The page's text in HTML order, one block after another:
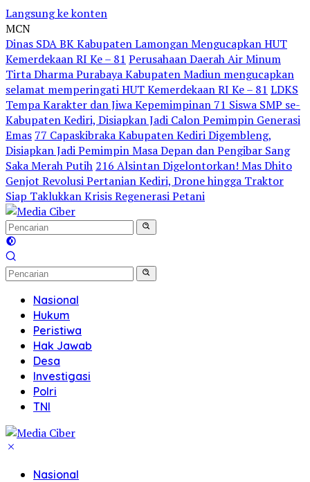
Langsung ke konten
MCN
Dinas SDA BK Kabupaten Lamongan Mengucapkan HUT
Kemerdekaan RI Ke – 81 Perusahaan Daerah Air Minum
Tirta Dharma Purabaya Kabupaten Madiun mengucapkan
selamat memperingati HUT Kemerdekaan RI Ke – 81 LDKS
Tempa Karakter dan Jiwa Kepemimpinan 71 Siswa SMP se-
Kabupaten Kediri, Disiapkan Jadi Calon Pemimpin Generasi
Emas 77 Capaskibraka Kabupaten Kediri Digembleng,
Disiapkan Jadi Pemimpin Masa Depan dan Pengibar Sang
Saka Merah Putih 216 Alsintan Digelontorkan! Mas Dhito
Genjot Revolusi Pertanian Kediri, Drone hingga Traktor
Siap Taklukkan Krisis Regenerasi Petani
Nasional
Hukum
Peristiwa
Hak Jawab
Desa
Investigasi
Polri
TNI
Nasional